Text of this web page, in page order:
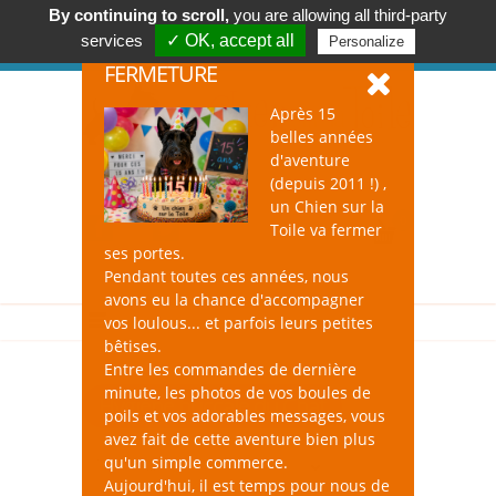
Accessoires & Design pour Chien, Chat, et Nac !
FERMETURE
Après 15
belles années
d'aventure
(depuis 2011 !) ,
un Chien sur la
Toile va fermer
ses portes.
Pendant toutes ces années, nous
avons eu la chance d'accompagner
vos loulous... et parfois leurs petites
bêtises.
Entre les commandes de dernière
minute, les photos de vos boules de
poils et vos adorables messages, vous
avez fait de cette aventure bien plus
qu'un simple commerce.
Aujourd'hui, il est temps pour nous de
Se connecter-S'inscrire
Hygiène buccale du Chat
By continuing to scroll,you are allowing all third-party
services
✓ OK, accept all Personalize